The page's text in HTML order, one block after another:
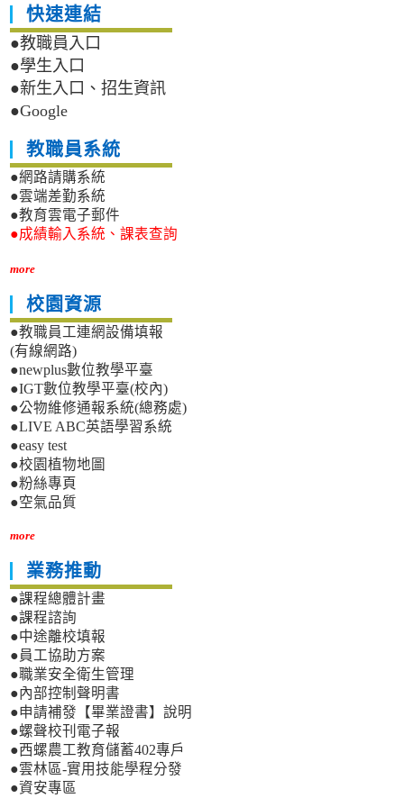
快速連結
●教職員入口
●學生入口
●新生入口、招生資訊
●Google
教職員系統
●網路請購系統
●雲端差勤系統
●教育雲電子郵件
●成績輸入系統、課表查詢
more
校園資源
●教職員工連網設備填報
(有線網路)
●newplus數位教學平臺
●IGT數位教學平臺(校內)
●公物維修通報系統(總務處)
●LIVE ABC英語學習系統
●easy test
●校園植物地圖
●粉絲專頁
●空氣品質
more
業務推動
●課程總體計畫
●課程諮詢
●中途離校填報
●員工協助方案
●職業安全衛生管理
●內部控制聲明書
●申請補發【畢業證書】說明
●螺聲校刊電子報
●西螺農工教育儲蓄402專戶
●雲林區-實用技能學程分發
●資安專區